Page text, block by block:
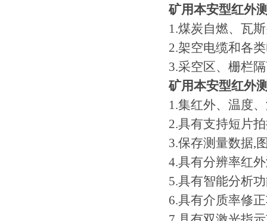
矿用本安型红外
1.煤炭自燃、瓦
2.架空电缆和各
3.采空区、栅栏
矿用本安型红外
1.集红外、温度
2.具有支持短片
3.保存测量数据,
4.具有分辨率红
5.具有智能分析
6.具有介质率修